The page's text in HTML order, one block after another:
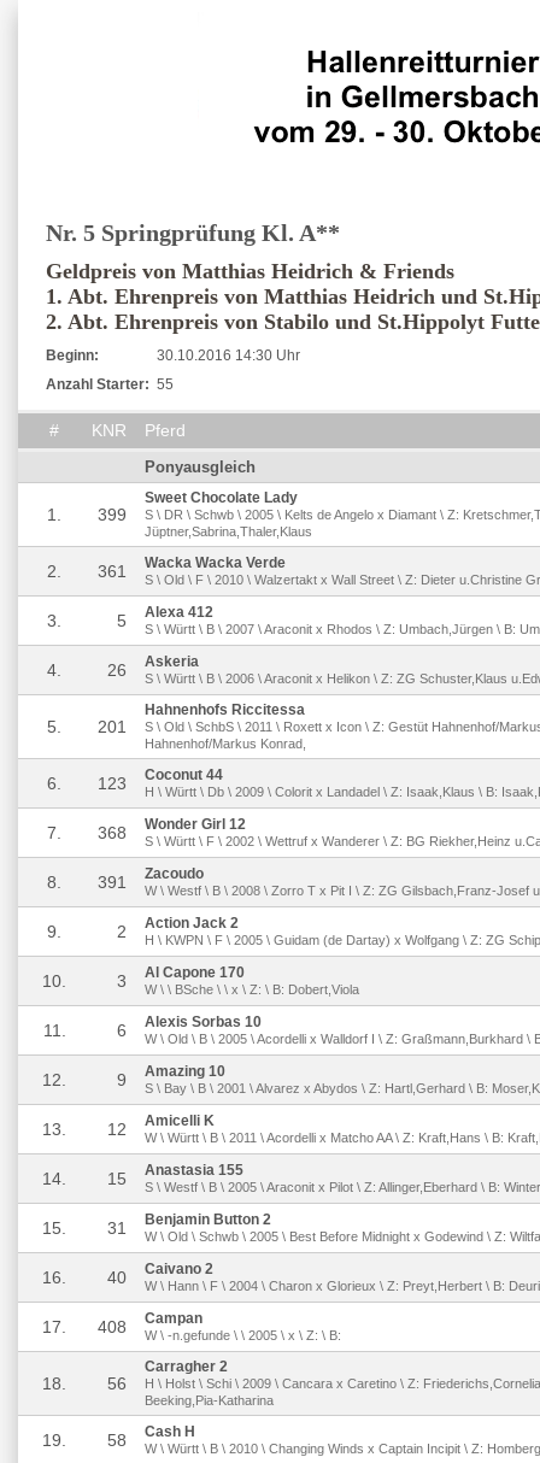
Nr. 5 Springprüfung Kl. A**
Geldpreis von Matthias Heidrich & Friends
1. Abt. Ehrenpreis von Matthias Heidrich und
2. Abt. Ehrenpreis von Stabilo und St.Hippolyt
Beginn:
30.10.2016 14:30 Uhr
Anzahl Starter: 55
# KNR Pferd
Ponyausgleich
1. 399
Sweet Chocolate Lady
S \ DR \ Schwb \ 2005 \ Kelts de Angelo x Diamant \ Z:
Jüptner,Sabrina,Thaler,Klaus
2. 361 Wacka Wacka Verde
S \ Old \ F \ 2010 \ Walzertakt x Wall Street \ Z: Dieter u.Christine
3. 5 Alexa 412
S \ Württ \ B \ 2007 \ Araconit x Rhodos \ Z: Umbach,Jürgen \ B:
4. 26 Askeria
S \ Württ \ B \ 2006 \ Araconit x Helikon \ Z: ZG Schuster,Klaus
5. 201
Hahnenhofs Riccitessa
S \ Old \ SchbS \ 2011 \ Roxett x Icon \ Z: Gestüt Hahnenhof/
Hahnenhof/Markus Konrad,
6. 123 Coconut 44
H \ Württ \ Db \ 2009 \ Colorit x Landadel \ Z: Isaak,Klaus \ B:
7. 368 Wonder Girl 12
S \ Württ \ F \ 2002 \ Wettruf x Wanderer \ Z: BG Riekher,Heinz
8. 391 Zacoudo
W \ Westf \ B \ 2008 \ Zorro T x Pit I \ Z: ZG Gilsbach,Franz-Josef
9. 2 Action Jack 2
H \ KWPN \ F \ 2005 \ Guidam (de Dartay) x Wolfgang \ Z: ZG
10. 3 Al Capone 170
W \ \ BSche \ \ x \ Z: \ B: Dobert,Viola
11. 6 Alexis Sorbas 10
W \ Old \ B \ 2005 \ Acordelli x Walldorf I \ Z: Graßmann,Burkhard \
12. 9 Amazing 10
S \ Bay \ B \ 2001 \ Alvarez x Abydos \ Z: Hartl,Gerhard \ B:
13. 12 Amicelli K
W \ Württ \ B \ 2011 \ Acordelli x Matcho AA \ Z: Kraft,Hans \ B:
14. 15 Anastasia 155
S \ Westf \ B \ 2005 \ Araconit x Pilot \ Z: Allinger,Eberhard \ B:
15. 31 Benjamin Button 2
W \ Old \ Schwb \ 2005 \ Best Before Midnight x Godewind \ Z:
16. 40 Caivano 2
W \ Hann \ F \ 2004 \ Charon x Glorieux \ Z: Preyt,Herbert \ B:
17. 408 Campan
W \ -n.gefunde \ \ 2005 \ x \ Z: \ B:
18. 56
Carragher 2
H \ Holst \ Schi \ 2009 \ Cancara x Caretino \ Z:
Beeking,Pia-Katharina
19. 58 Cash H
W \ Württ \ B \ 2010 \ Changing Winds x Captain Incipit \ Z: